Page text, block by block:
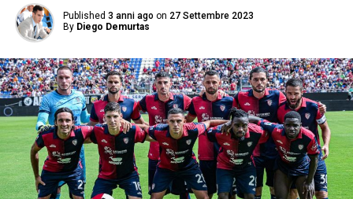
Published 3 anni ago on 27 Settembre 2023
By Diego Demurtas